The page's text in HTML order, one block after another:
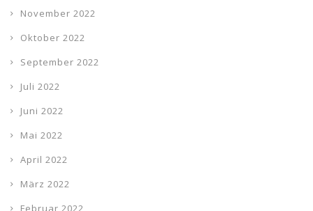
November 2022
Oktober 2022
September 2022
Juli 2022
Juni 2022
Mai 2022
April 2022
März 2022
Februar 2022